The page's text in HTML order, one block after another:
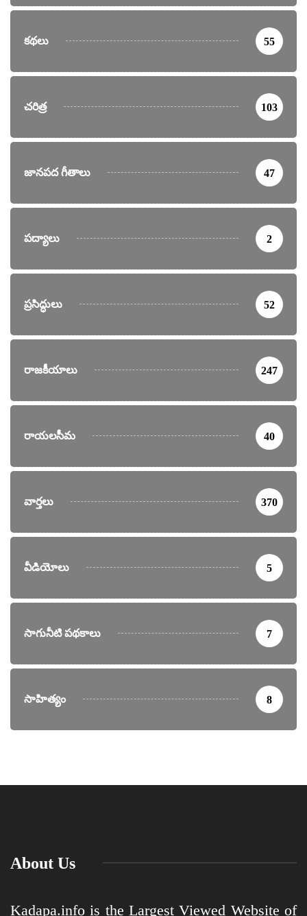
కథలు 55
చరిత్ర 103
జానపద గీతాలు 47
పద్యాలు 2
ప్రసిద్ధులు 52
రాజకీయాలు 247
రాయలసీమ 40
వార్తలు 370
వీడియోలు 5
సాగునీటి పథకాలు 7
సాహిత్యం 8
About Us
Kadapa.info is the Largest Viewed Website of